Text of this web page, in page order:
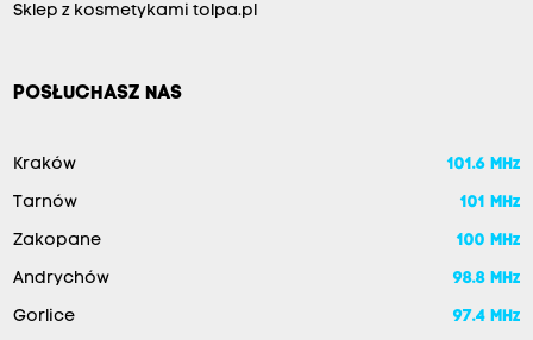
Sklep z kosmetykami tolpa.pl
POSŁUCHASZ NAS
Kraków 101.6 MHz
Tarnów 101 MHz
Zakopane 100 MHz
Andrychów 98.8 MHz
Gorlice 97.4 MHz